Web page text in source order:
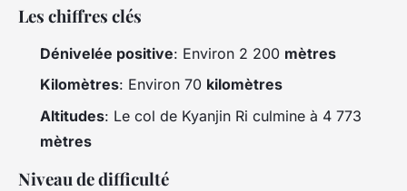
Les chiffres clés
Dénivelée positive: Environ 2 200 mètres
Kilomètres: Environ 70 kilomètres
Altitudes: Le col de Kyanjin Ri culmine à 4 773
mètres
Niveau de difficulté